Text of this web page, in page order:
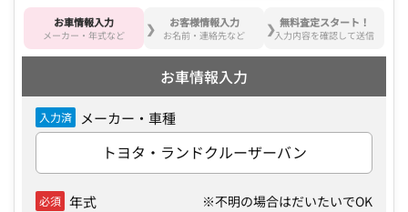
お車情報入力
メーカー・年式など
お客様情報入力
お名前・連絡先など
無料査定スタート！
入力内容を確認して送信
お車情報入力
入力済 メーカー・車種
トヨタ・ランドクルーザーバン
必須 年式 ※不明の場合はだいたいでOK